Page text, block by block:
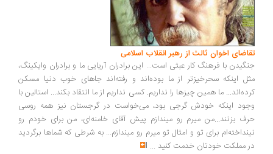
اخوان ثالث از رهبر انقلاب اسلامی
با فرهنگ کار عبثی است... این برادران آریایی ما و برادران وایکینگ،
اینکه سحرخیزتر از ما بوده‌اند و رفته‌اند جاهای خوب دنیا مسکن
ما همین چیزها را نداریم. کسی نداریم از ما انتقاد بکند... استالین با
اینکه خودش گرجی بود، می‌خواست در گرجستان نیز همه روسی
بزنند...من میرم رو میندازم پیش آقای خامنه‌ای، من برای خودم رو
برای تو و امثال تو میرم رو میندازم... به شرطی که شماها برگردید
مملکت خودتان خدمت کنید...